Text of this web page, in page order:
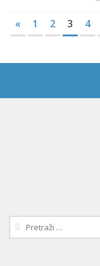
« 1 2 3 4
Pretraži: